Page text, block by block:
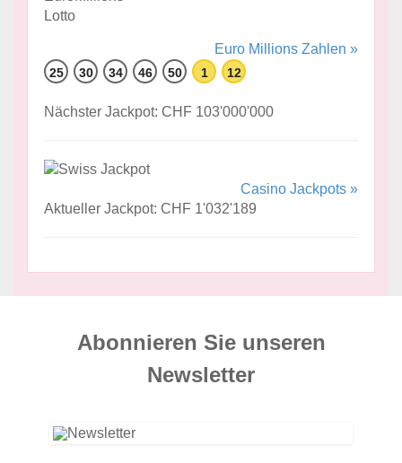
Euro Millions Zahlen »
25 30 34 46 50 1 12
Nächster Jackpot: CHF 103'000'000
Casino Jackpots »
Aktueller Jackpot: CHF 1'032'189
Abonnieren Sie unseren
News­letter